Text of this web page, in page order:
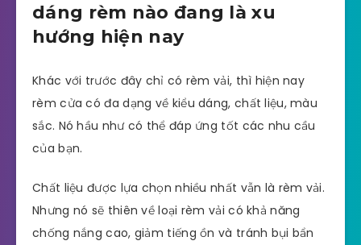
dáng rèm nào đang là xu
hướng hiện nay
Khác với trước đây chỉ có rèm vải, thì hiện nay
rèm cửa có đa dạng về kiểu dáng, chất liệu, màu
sắc. Nó hầu như có thể đáp ứng tốt các nhu cầu
của bạn.
Chất liệu được lựa chọn nhiều nhất vẫn là rèm vải.
Nhưng nó sẽ thiên về loại rèm vải có khả năng
chống nắng cao, giảm tiếng ồn và tránh bụi bẩn